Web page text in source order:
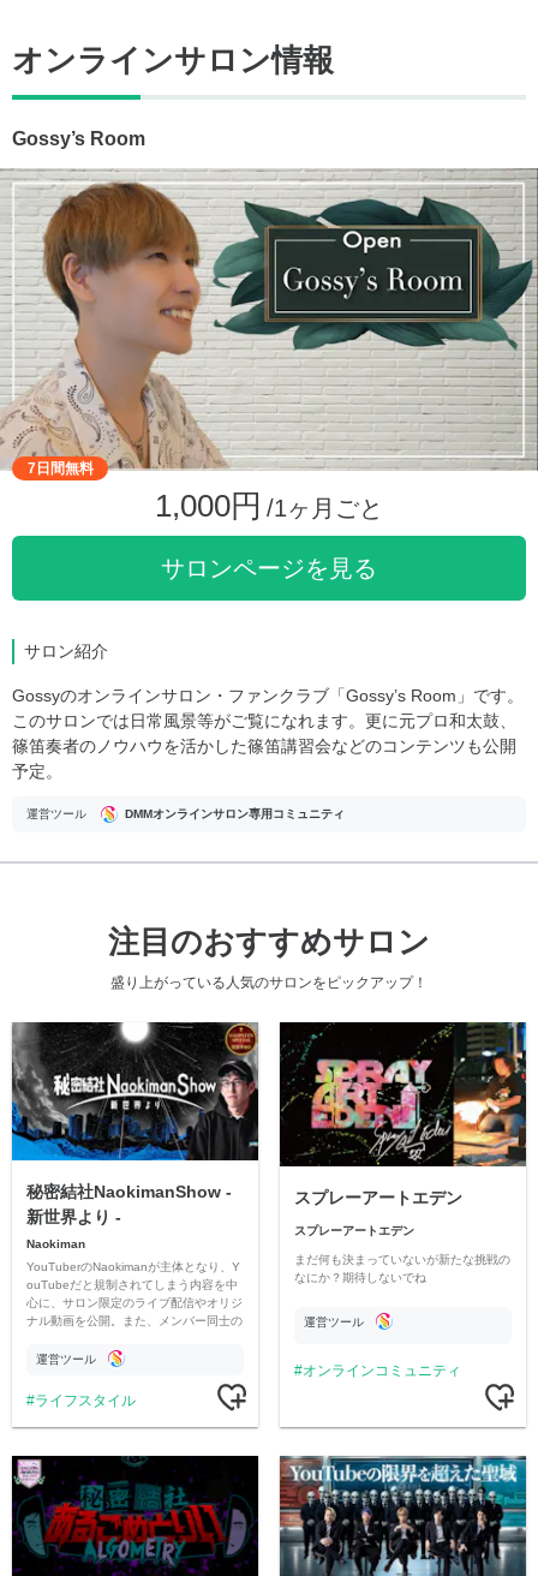
オンラインサロン情報
Gossy’s Room
7日間無料
1,000円 /1ヶ月ごと
サロンページを見る
サロン紹介
Gossyのオンラインサロン・ファンクラブ「Gossy’s Room」です。
このサロンでは日常風景等がご覧になれます。更に元プロ和太鼓、
篠笛奏者のノウハウを活かした篠笛講習会などのコンテンツも公開
予定。
運営ツール DMMオンラインサロン専用コミュニティ
注目のおすすめサロン
盛り上がっている人気のサロンをピックアップ！
秘密結社NaokimanShow -
新世界より -
Naokiman
YouTuberのNaokimanが主体となり、Y
ouTubeだと規制されてしまう内容を中
心に、サロン限定のライブ配信やオリジ
ナル動画を公開。また、メンバー同士の
ただいています。
運営ツール
ライフスタイル
スプレーアートエデン
スプレーアートエデン
まだ何も決まっていないが新たな挑戦の
なにか？期待しないでね
運営ツール
オンラインコミュニティ